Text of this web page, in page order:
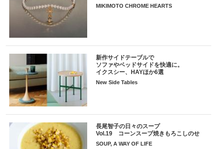
MIKIMOTO CHROME HEARTS
新作サイドテーブルで
ソファやベッドサイドを快適に。
イクスシー、HAYほか6選
New Side Tables
長尾智子の日々のスープ
Vol.19 コーンスープ焼きもろこしのせ
SOUP, A WAY OF LIFE